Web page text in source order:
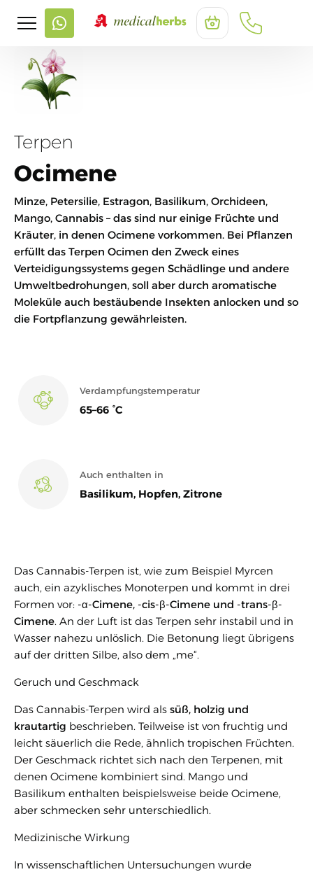
Terpen
Ocimene
Minze, Petersilie, Estragon, Basilikum, Orchideen,
Mango, Cannabis – das sind nur einige Früchte und
Kräuter, in denen Ocimene vorkommen. Bei Pflanzen
erfüllt das Terpen Ocimen den Zweck eines
Verteidigungssystems gegen Schädlinge und andere
Umweltbedrohungen, soll aber durch aromatische
Moleküle auch bestäubende Insekten anlocken und so
die Fortpflanzung gewährleisten.
Verdampfungstemperatur
65–66 °C
Auch enthalten in
Basilikum, Hopfen, Zitrone
Das Cannabis-Terpen ist, wie zum Beispiel Myrcen
auch, ein azyklisches Monoterpen und kommt in drei
Formen vor: -α-Cimene, -cis-β-Cimene und -trans-β-
Cimene. An der Luft ist das Terpen sehr instabil und in
Wasser nahezu unlöslich. Die Betonung liegt übrigens
auf der dritten Silbe, also dem „me“.
Geruch und Geschmack
Das Cannabis-Terpen wird als süß, holzig und
krautartig beschrieben. Teilweise ist von fruchtig und
leicht säuerlich die Rede, ähnlich tropischen Früchten.
Der Geschmack richtet sich nach den Terpenen, mit
denen Ocimene kombiniert sind. Mango und
Basilikum enthalten beispielsweise beide Ocimene,
aber schmecken sehr unterschiedlich.
Medizinische Wirkung
In wissenschaftlichen Untersuchungen wurde